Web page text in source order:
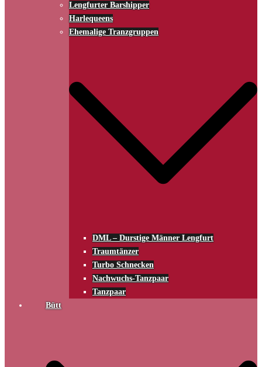
Lengfurter Barshipper
Harlequeens
Ehemalige Tranzgruppen
DML – Durstige Männer Lengfurt
Traumtänzer
Turbo Schnecken
Nachwuchs-Tanzpaar
Tanzpaar
Bütt